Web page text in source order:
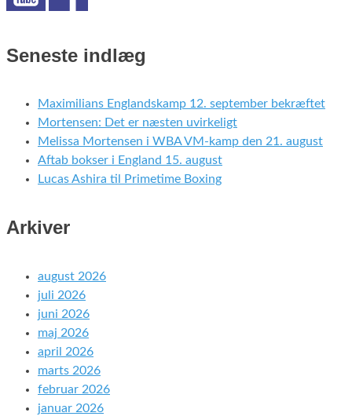
Seneste indlæg
Maximilians Englandskamp 12. september bekræftet
Mortensen: Det er næsten uvirkeligt
Melissa Mortensen i WBA VM-kamp den 21. august
Aftab bokser i England 15. august
Lucas Ashira til Primetime Boxing
Arkiver
august 2026
juli 2026
juni 2026
maj 2026
april 2026
marts 2026
februar 2026
januar 2026